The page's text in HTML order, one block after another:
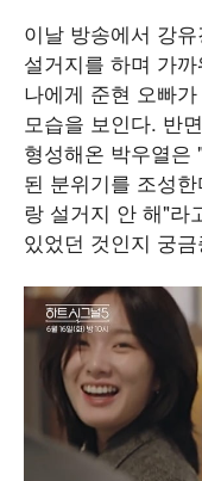
이날 방송에서 강
설거지를 하며 가
나에게 준현 오빠
모습을 보인다. 반
형성해온 박우열은
된 분위기를 조성
랑 설거지 안 해"라
있었던 것인지 궁